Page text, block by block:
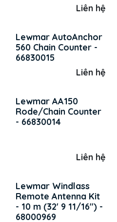
Liên hệ
Lewmar AutoAnchor
560 Chain Counter -
66830015
Liên hệ
Lewmar AA150
Rode/Chain Counter
- 66830014
Liên hệ
Lewmar Windlass
Remote Antenna Kit
- 10 m (32' 9 11/16") -
68000969